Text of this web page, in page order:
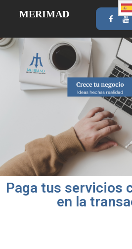
MERIMAD
Paga tus servicios
en la